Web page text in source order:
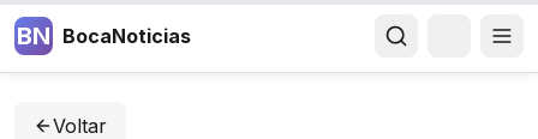
BN BocaNoticias
Voltar